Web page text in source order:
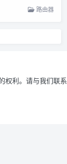
路由器
权利。请与我们联系